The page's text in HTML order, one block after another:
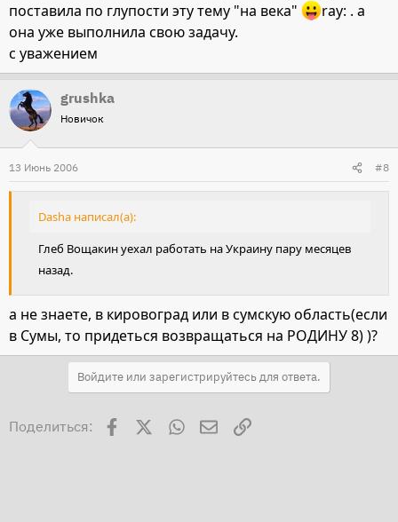
поставила по глупости эту тему "на века"
ray: . а
она уже выполнила свою задачу.
с уважением
grushka
Новичок
13 Июнь 2006 #8
Dasha написал(а):
Глеб Вощакин уехал работать на Украину пару месяцев
назад.
а не знаете, в кировоград или в сумскую область(если
в Сумы, то придеться возвращаться на РОДИНУ 8) )?
Войдите или зарегистрируйтесь для ответа.
Поделиться: Facebook WhatsAppЭлектронная почта
Ссылка